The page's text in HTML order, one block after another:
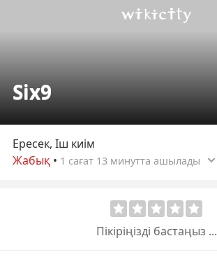
Six9
Ересек, Іш киім
Жабық • 1 сағат 13 минутта ашылады
Пікіріңізді бастаңыз ...